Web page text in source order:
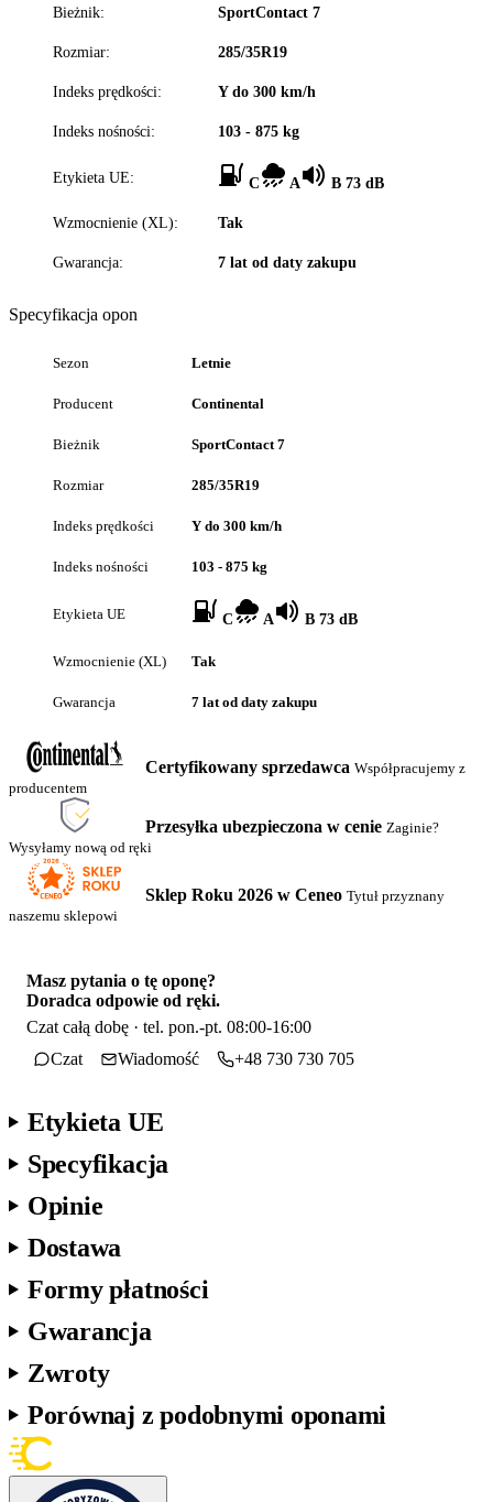
Bieżnik: SportContact 7
Rozmiar: 285/35R19
Indeks prędkości: Y do 300 km/h
Indeks nośności: 103 - 875 kg
Etykieta UE: C A B 73 dB
Wzmocnienie (XL): Tak
Gwarancja: 7 lat od daty zakupu
Specyfikacja opon
Sezon Letnie
Producent Continental
Bieżnik SportContact 7
Rozmiar 285/35R19
Indeks prędkości Y do 300 km/h
Indeks nośności 103 - 875 kg
Etykieta UE C A B 73 dB
Wzmocnienie (XL) Tak
Gwarancja 7 lat od daty zakupu
Certyfikowany sprzedawca Współpracujemy z
producentem
Przesyłka ubezpieczona w cenie Zaginie?
Wysyłamy nową od ręki
Sklep Roku 2026 w Ceneo Tytuł przyznany
naszemu sklepowi
Masz pytania o tę oponę?
Doradca odpowie od ręki.
Czat całą dobę · tel. pon.-pt. 08:00-16:00
Czat
Wiadomość +48 730 730 705
Etykieta UE
Specyfikacja
Opinie
Dostawa
Formy płatności
Gwarancja
Zwroty
Porównaj z podobnymi oponami